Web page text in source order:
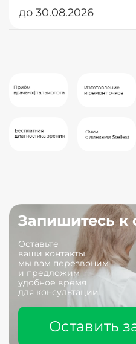
до 30.08.2026
Запишитесь к
Оставьте
ваши контакты,
мы вам перезвоним
и предложим
удобное время
для консультации
Оставить